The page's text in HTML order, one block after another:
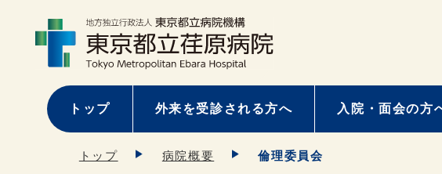
トップ 外来を受診される方へ 入院・面会の方
トップ 病院概要 倫理委員会